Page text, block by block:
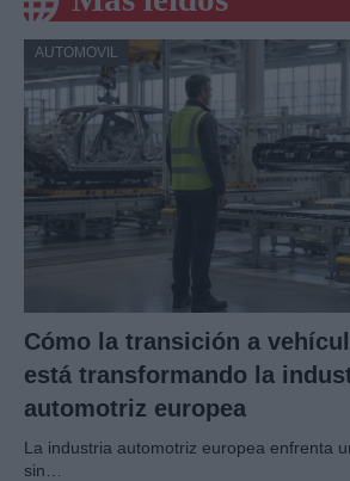
AUTOMOVIL
Cómo la transición a
está transformando la
automotriz europea
La industria automotriz europea enfrenta
sin…